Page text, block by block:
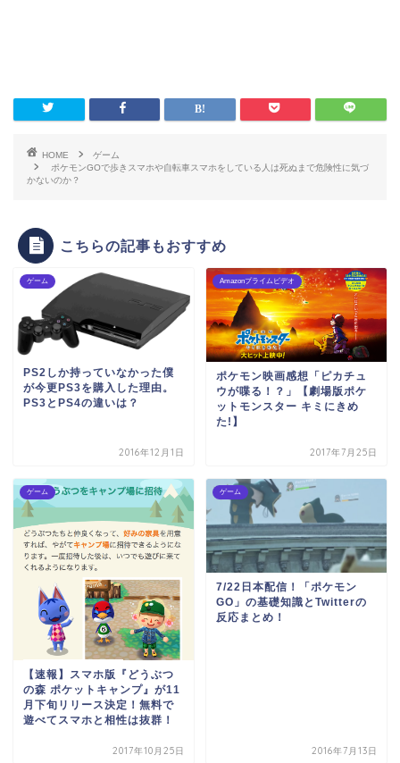
HOME
ゲーム
ポケモンGOで歩きスマホや自転車スマホをしている人は死ぬまで危険性に気づ
かないのか？
こちらの記事もおすすめ
ゲーム
PS2しか持っていなかった僕
が今更PS3を購入した理由。
PS3とPS4の違いは？
2016年12月1日
Amazonプライムビデオ
ポケモン映画感想「ピカチュ
ウが喋る！？」【劇場版ポケ
ットモンスター キミにきめ
た!】
2017年7月25日
ゲーム
【速報】スマホ版『どうぶつ
の森 ポケットキャンプ』が11
月下旬リリース決定！無料で
遊べてスマホと相性は抜群！
2017年10月25日
ゲーム
7/22日本配信！「ポケモン
GO」の基礎知識とTwitterの
反応まとめ！
2016年7月13日